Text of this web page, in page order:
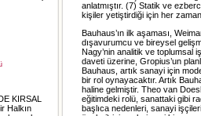
KIRSAL
Halkın
anlatmıştır. (7) Statik ve
kişiler yetiştirdiği için her
Bauhaus’ın ilk aşaması,
dışavurumcu ve bireysel
Nagy’nin analitik ve toplumsal
daveti üzerine, Gropius’un
Bauhaus, artık sanayi için
bir rol oynayacaktır. Artık
haline gelmiştir. Theo van
eğitimdeki rolü, sanattaki gibi
başlıca nedenleri, sanayi